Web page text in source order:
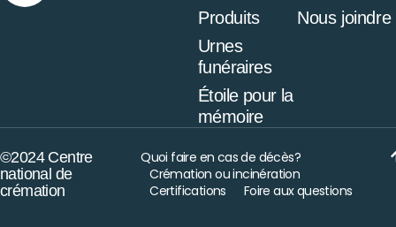
Produits
Urnes
funéraires
Étoile pour la
mémoire
Nous joindre
©2024 Centre
national de
crémation
Quoi faire en cas de décès?
Crémation ou incinération
Certifications
Foire aux questions